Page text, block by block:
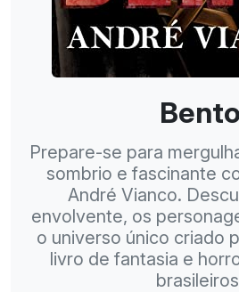
Bento
Prepare-se para
sombrio e fascinante
André Vianco.
envolvente, os
o universo único criado
livro de fantasia e